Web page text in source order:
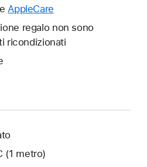
AppleCare
aperta
un’altra
regalo non sono
ricondizionati
(1 metro)